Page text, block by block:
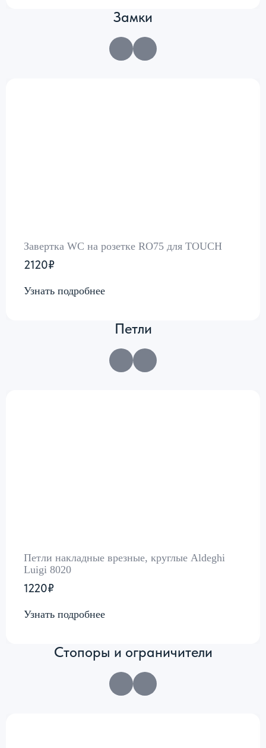
Замки
Завертка WC на розетке RO75 для TOUCH
2120₽
Узнать подробнее
Петли
Петли накладные врезные, круглые Aldeghi
Luigi 8020
1220₽
Узнать подробнее
Стопоры и ограничители